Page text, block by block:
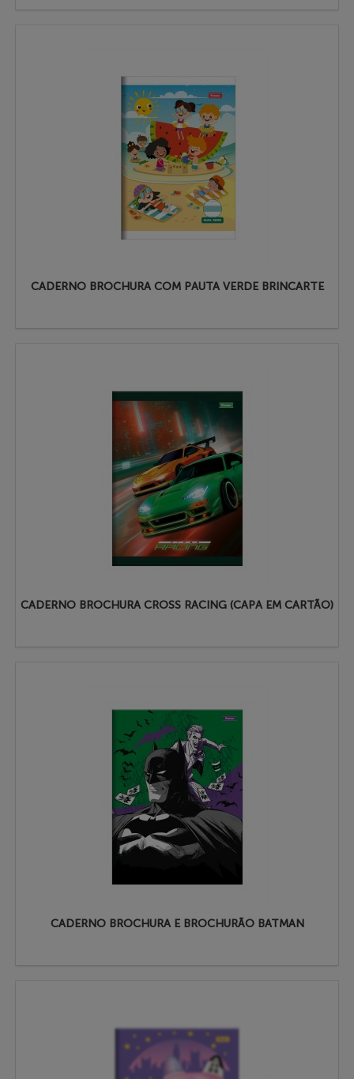
CADERNO BROCHURA COM PAUTA VERDE BRINCARTE
CADERNO BROCHURA CROSS RACING (CAPA EM CARTÃO)
CADERNO BROCHURA E BROCHURÃO BATMAN